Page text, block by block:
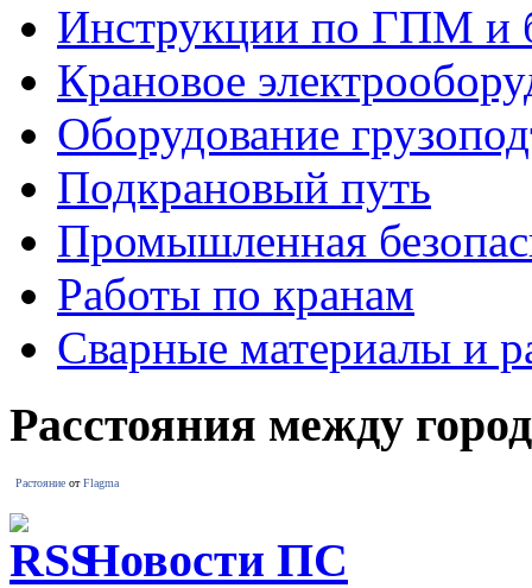
Инструкции по ГПМ и
Крановое
Оборудование
Подкрановый путь
Промышленная
Работы по кранам
Сварные материалы и
Расстояния между
Растояние отFlagma
Новости ПС